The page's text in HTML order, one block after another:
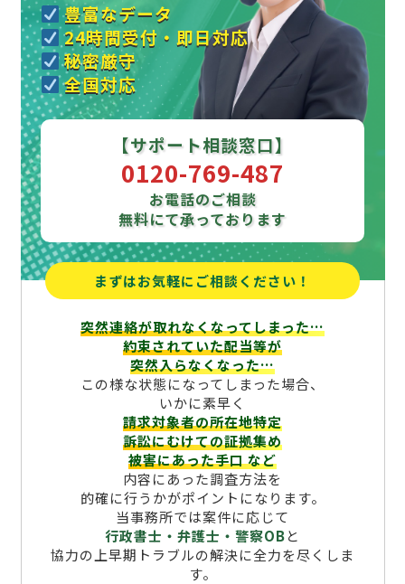
豊富なデータ
24時間受付・即日対応
秘密厳守
全国対応
【サポート相談窓口】
0120-769-487
お電話のご相談
無料にて承っております
まずはお気軽にご相談ください！
突然連絡が取れなくなってしまった…
約束されていた配当等が
突然入らなくなった…
この様な状態になってしまった場合、
いかに素早く
請求対象者の所在地特定
訴訟にむけての証拠集め
被害にあった手口など
内容にあった調査方法を
的確に行うかがポイントになります。
当事務所では案件に応じて
行政書士・弁護士・警察OBと
協力の上早期トラブルの解決に全力を尽くしま
す。